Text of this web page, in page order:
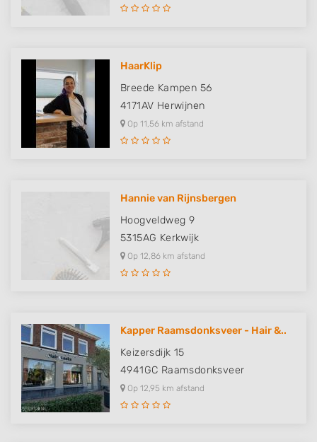
HaarKlip
Breede Kampen 56
4171AV Herwijnen
Op 11,56 km afstand
Hannie van Rijnsbergen
Hoogveldweg 9
5315AG Kerkwijk
Op 12,86 km afstand
Kapper Raamsdonksveer - Hair &..
Keizersdijk 15
4941GC Raamsdonksveer
Op 12,95 km afstand